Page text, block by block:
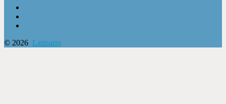
© 2026 Latinario